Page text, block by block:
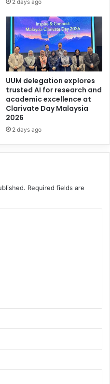
2 days ago
UUM delegation explores
trusted AI for research and
academic excellence at
Clarivate Day Malaysia
2026
2 days ago
Required fields are